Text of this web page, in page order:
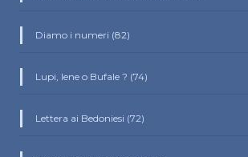
Diamo i numeri (82)
Lupi, Iene o Bufale ? (74)
Lettera ai Bedoniesi (72)